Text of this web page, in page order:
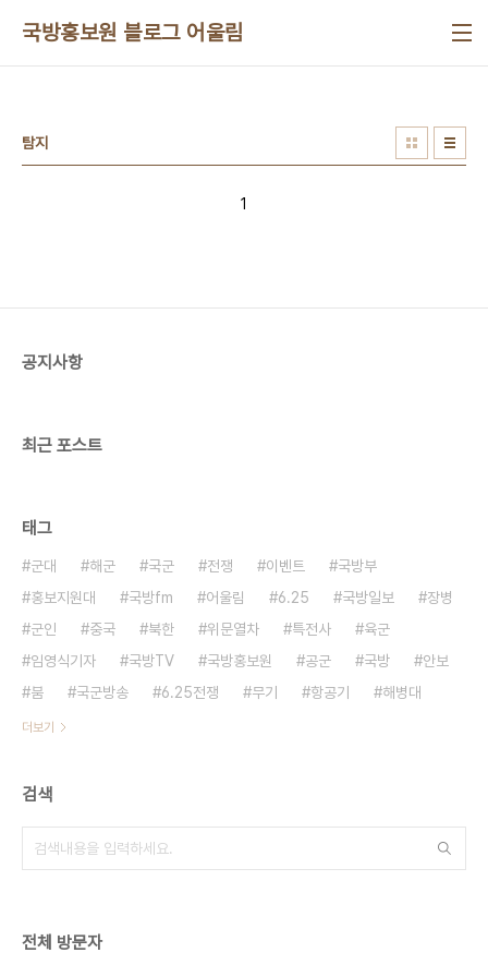
국방홍보원 블로그 어울림
탐지
1
공지사항
최근 포스트
태그
군대 해군 국군 전쟁 이벤트
국방부
홍보지원대
국방fm 어울림 6.25 국방일보
장병
군인
중국 북한 위문열차 특전사
육군
임영식기자
국방TV 국방홍보원 공군 국방
안보
붐
국군방송 6.25전쟁 무기 항공기 해병대
더보기
검색
전체 방문자